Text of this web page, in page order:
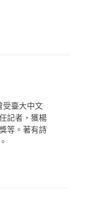
受臺大中文
記者，獲楊
等。著有詩